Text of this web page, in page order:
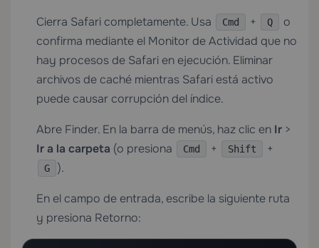
Cierra Safari completamente. Usa Cmd + Q
o
confirma mediante el Monitor de Actividad que no
hay procesos de Safari en ejecución. Eliminar
archivos de caché mientras Safari está activo
puede causar corrupción del índice.
Abre Finder. En la barra de menús, haz clic en Ir >
Ir a la carpeta (o presiona Cmd + Shift +
G ).
En el campo de entrada, escribe la siguiente ruta
y presiona Retorno: